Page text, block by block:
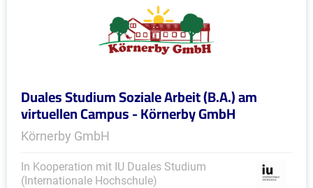
Duales Studium Soziale Arbeit (B.A.) am
virtuellen Campus - Körnerby GmbH
Körnerby GmbH
In Kooperation mit IU Duales Studium
(Internationale Hochschule)